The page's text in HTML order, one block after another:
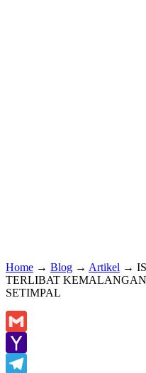
Home → Blog → Artikel →
TERLIBAT
SETIMPAL
Gmail
Yahoo